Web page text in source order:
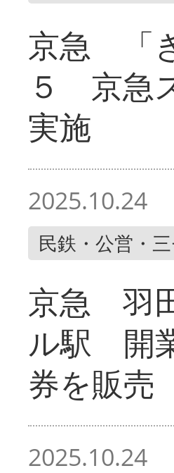
京急 「
５ 京急
実施
2025.10.24
民鉄・公営・
京急 羽
ル駅 開
券を販売
2025.10.24